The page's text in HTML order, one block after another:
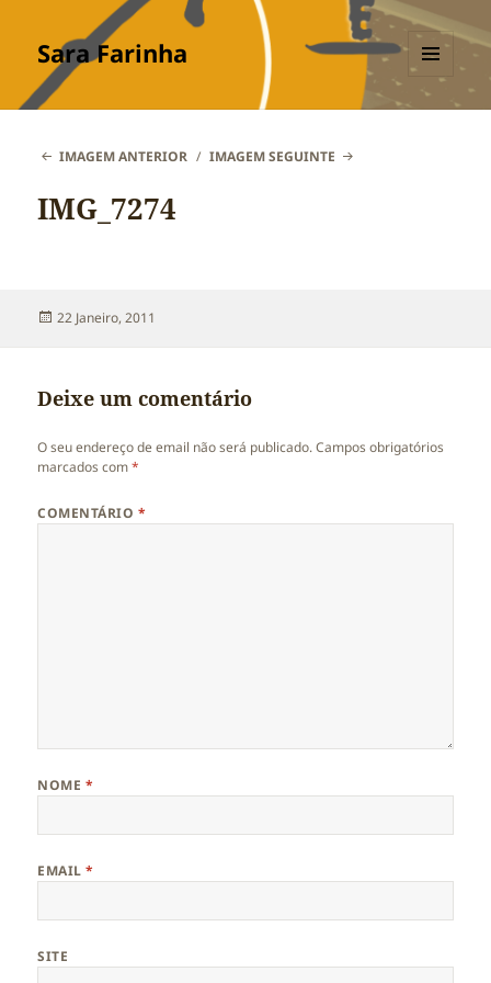
Sara Farinha
MENU
IMAGEM ANTERIOR
IMAGEM SEGUINTE
IMG_7274
Publicado
22 Janeiro, 2011
Deixe um comentário
O seu endereço de email não será publicado. Campos obrigatórios
marcados com*
COMENTÁRIO *
NOME *
EMAIL*
SITE